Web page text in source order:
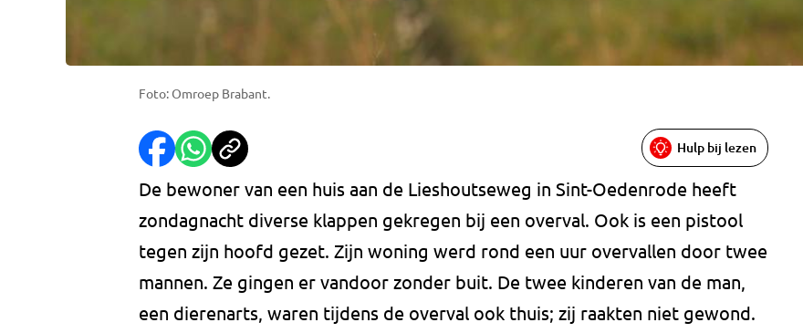
Foto: Omroep Brabant.
Hulp bij lezen
De bewoner van een huis aan de Lieshoutseweg in Sint-Oedenrode heeft
zondagnacht diverse klappen gekregen bij een overval. Ook is een pistool
tegen zijn hoofd gezet. Zijn woning werd rond een uur overvallen door twee
mannen. Ze gingen er vandoor zonder buit. De twee kinderen van de man,
een dierenarts, waren tijdens de overval ook thuis; zij raakten niet gewond.